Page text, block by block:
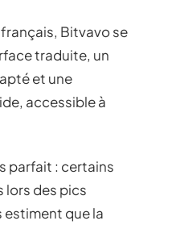
Bitvavo se
traduite, un
et une
accessible à
parfait : certains
lors des pics
estiment que la